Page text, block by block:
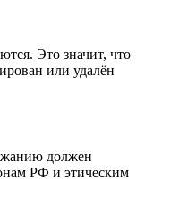
Это значит, что
или удалён
должен
РФ и этическим